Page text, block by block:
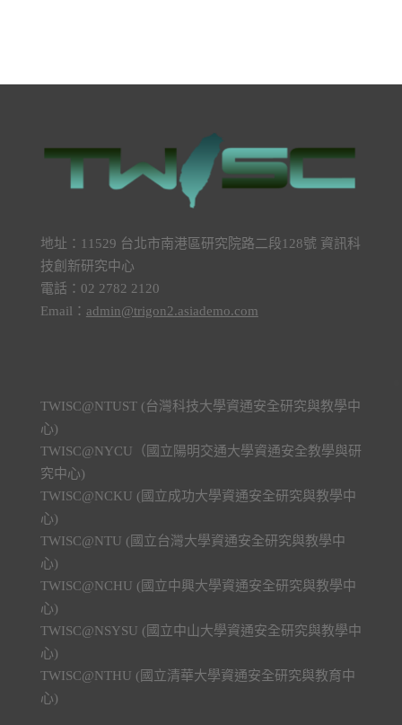
地址：11529 台北市南港區研究院路二段128號 資訊科
技創新研究中心
電話：02 2782 2120
Email： admin@trigon2.asiademo.com
TWISC@NTUST (台灣科技大學資通安全研究與教學中
心)
TWISC@NYCU（國立陽明交通大學資通安全教學與研
究中心)
TWISC@NCKU (國立成功大學資通安全研究與教學中
心)
TWISC@NTU (國立台灣大學資通安全研究與教學中
心)
TWISC@NCHU (國立中興大學資通安全研究與教學中
心)
TWISC@NSYSU (國立中山大學資通安全研究與教學中
心)
TWISC@NTHU (國立清華大學資通安全研究與教育中
心)